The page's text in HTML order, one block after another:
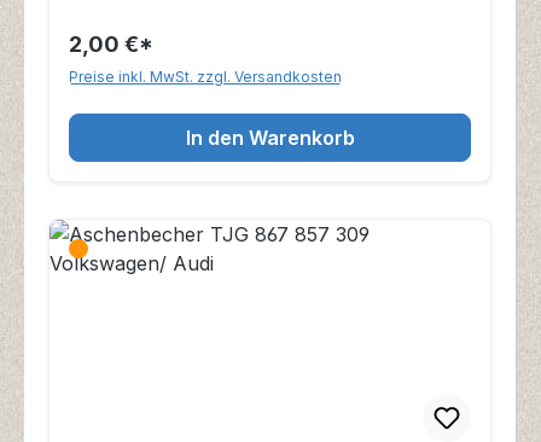
2,00 €*
Preise inkl. MwSt. zzgl. Versandkosten
In den Warenkorb